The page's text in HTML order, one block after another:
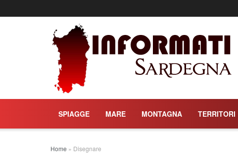
SPIAGGE MARE MONTAGNA TERRITORI
Home » Disegnare